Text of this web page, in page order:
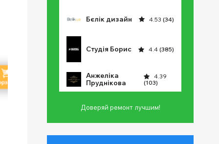
Бєлік дизайн 4.53 (34)
Студія Борис 4.4 (385)
Анжеліка
Пруднікова
4.39
(103)
Доверяй ремонт лучшим!